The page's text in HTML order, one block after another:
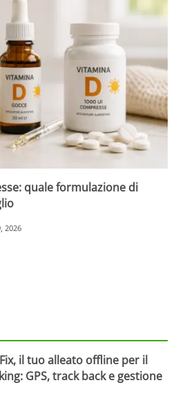
quale formulazione di
2026
il tuo alleato offline per il
GPS, track back e gestione